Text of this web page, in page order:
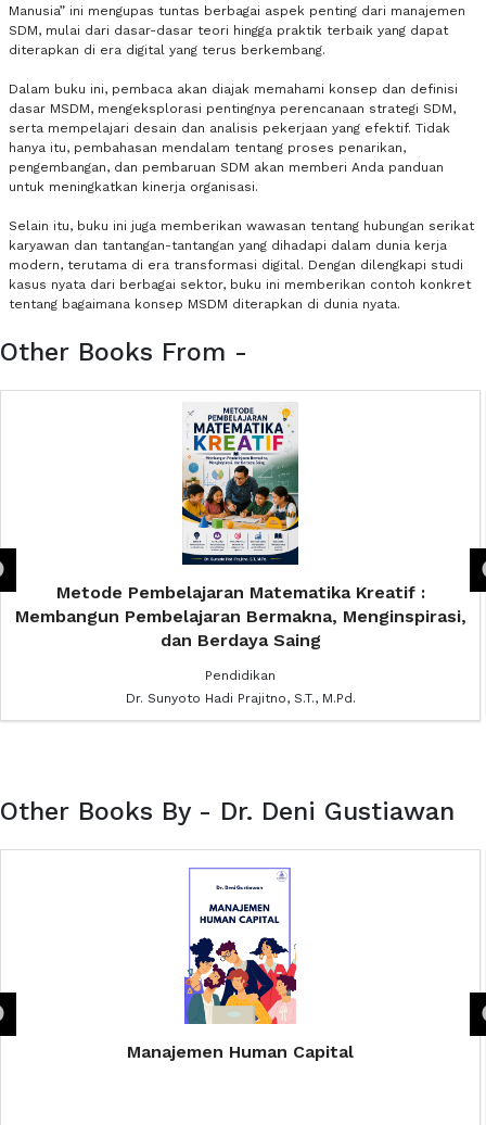
Manusia” ini mengupas tuntas berbagai aspek penting dari manajemen
SDM, mulai dari dasar-dasar teori hingga praktik terbaik yang dapat
diterapkan di era digital yang terus berkembang.
Dalam buku ini, pembaca akan diajak memahami konsep dan definisi
dasar MSDM, mengeksplorasi pentingnya perencanaan strategi SDM,
serta mempelajari desain dan analisis pekerjaan yang efektif. Tidak
hanya itu, pembahasan mendalam tentang proses penarikan,
pengembangan, dan pembaruan SDM akan memberi Anda panduan
untuk meningkatkan kinerja organisasi.
Selain itu, buku ini juga memberikan wawasan tentang hubungan serikat
karyawan dan tantangan-tantangan yang dihadapi dalam dunia kerja
modern, terutama di era transformasi digital. Dengan dilengkapi studi
kasus nyata dari berbagai sektor, buku ini memberikan contoh konkret
tentang bagaimana konsep MSDM diterapkan di dunia nyata.
Other Books From -
Metode Pembelajaran Matematika Kreatif :
Membangun Pembelajaran Bermakna, Menginspirasi,
dan Berdaya Saing
Pendidikan
Dr. Sunyoto Hadi Prajitno, S.T., M.Pd.
Other Books By - Dr. Deni Gustiawan
Manajemen Human Capital